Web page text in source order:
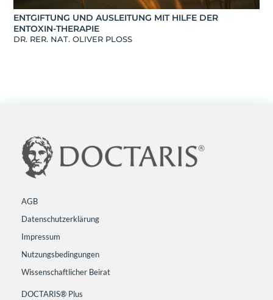
ENTGIFTUNG UND AUSLEITUNG MIT HILFE DER
ENTOXIN-THERAPIE
DR. RER. NAT. OLIVER PLOSS
AGB
Datenschutzerklärung
Impressum
Nutzungsbedingungen
Wissenschaftlicher Beirat
DOCTARIS® Plus